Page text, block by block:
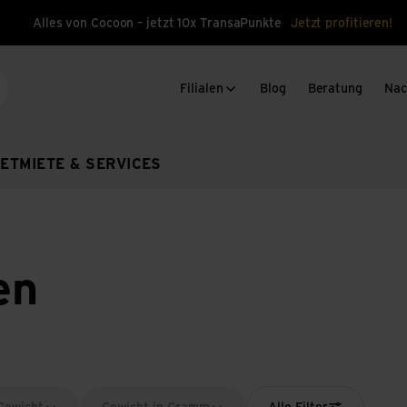
Alles von Cocoon – jetzt 10x TransaPunkte Jetzt profitieren!
MIETE & SERVICES
Filialen Blog Beratung